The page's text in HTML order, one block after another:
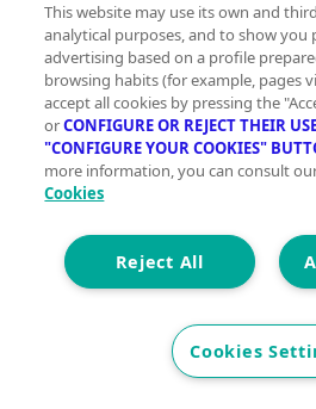
This website may use its own and
analytical purposes, and to show you
advertising based on a profile
browsing habits (for example, pages
accept all cookies by pressing the
orCONFIGURE OR REJECT THEIR
"CONFIGURE YOUR COOKIES"
more information, you can consult
Cookies
Reject All
Cookies